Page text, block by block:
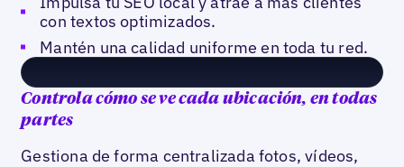
con textos optimizados.
Mantén una calidad uniforme en toda tu red.
Controla cómo se ve cada ubicación, en todas
partes
Gestiona de forma centralizada fotos, vídeos,